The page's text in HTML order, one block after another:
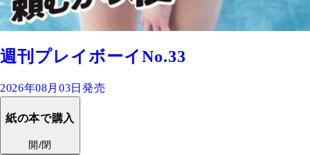
週刊プレイボーイNo.33
2026年08月03日発売
紙の本で購入
開/閉